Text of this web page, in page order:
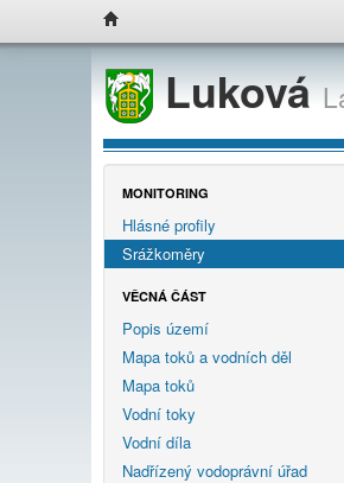
Luková
MONITORING
Hlásné profily
Srážkoměry
VĚCNÁ ČÁST
Popis území
Mapa toků a vodních děl
Mapa toků
Vodní toky
Vodní díla
Nadřízený vodoprávní úřad